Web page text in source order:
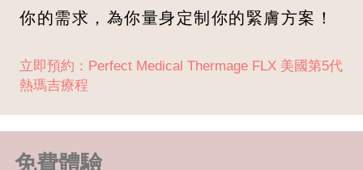
你的需求，為你量身定制你的緊膚方案！
立即預約：Perfect Medical Thermage FLX 美國第5代
熱瑪吉療程
免費體驗